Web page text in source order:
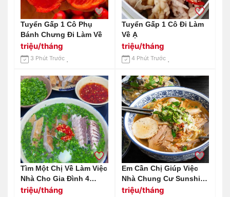
Tuyển Gấp 1 Cô Phụ
Bánh Chưng Đi Làm Về
triệu/tháng
3 Phút Trước
Tuyển Gấp 1 Cô Đi Làm
Về Ạ
triệu/tháng
4 Phút Trước
Tìm Một Chị Về Làm Việc
Nhà Cho Gia Đình 4
Người Gần Công Viên
triệu/tháng
Em Cần Chị Giúp Việc
Nhà Chung Cư Sunshine
Tower Quận 1 Lương 13
triệu/tháng